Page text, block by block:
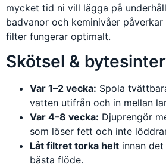
mycket tid ni vill lägga på
badvanor och keminivåer
filter fungerar optimalt.
Skötsel &
Var 1–2 vecka: Spola
vatten utifrån och in mellan
Var 4–8 vecka: Djup­rengör
som löser fett och inte
Låt filtret torka helt innan
bästa flöde.